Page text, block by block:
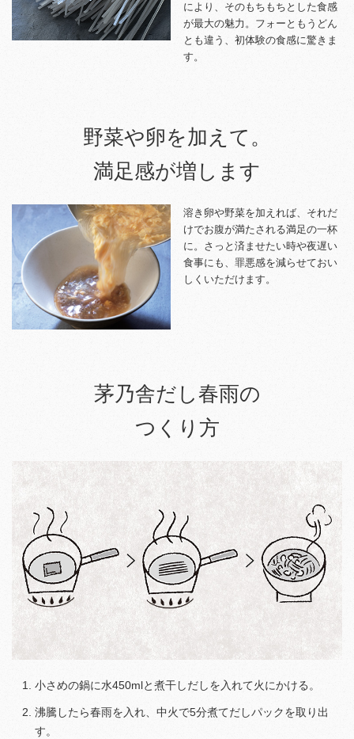
により、そのもちもちとした食感
が最大の魅力。フォーともうどん
とも違う、初体験の食感に驚きま
す。
野菜や卵を加えて。
満足感が増します
溶き卵や野菜を加えれば、それだ
けでお腹が満たされる満足の一杯
に。さっと済ませたい時や夜遅い
食事にも、罪悪感を減らせておい
しくいただけます。
茅乃舎だし春雨の
つくり方
小さめの鍋に水450mlと煮干しだしを入れて火にかける。
沸騰したら春雨を入れ、中火で5分煮てだしパックを取り出
す。